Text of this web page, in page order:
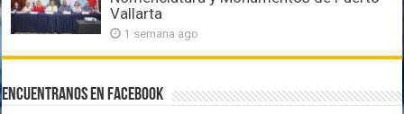
Vallarta
1 semana ago
Encuentranos en Facebook